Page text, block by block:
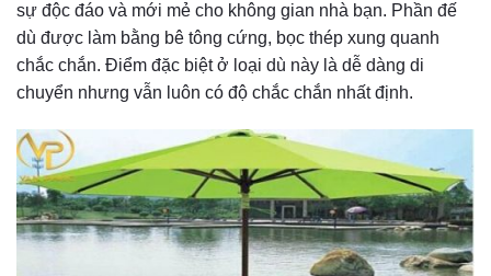
sự độc đáo và mới mẻ cho không gian nhà bạn. Phần đế
dù được làm bằng bê tông cứng, bọc thép xung quanh
chắc chắn. Điểm đặc biệt ở loại dù này là dễ dàng di
chuyển nhưng vẫn luôn có độ chắc chắn nhất định.